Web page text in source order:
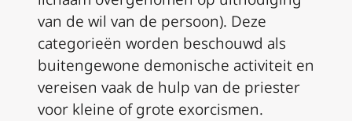
van de wil van de persoon). Deze
categorieën worden beschouwd als
buitengewone demonische activiteit en
vereisen vaak de hulp van de priester
voor kleine of grote exorcismen.